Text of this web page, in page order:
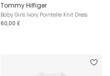
Tommy Hilfiger
Baby Girls Ivory Pointelle Knit Dress
60,00 £